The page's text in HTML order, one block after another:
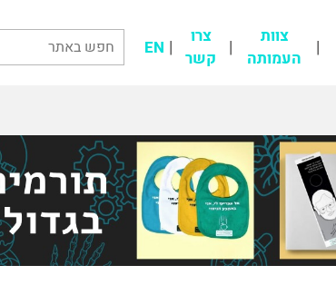
צוות
העמותה
צרו
קשר
EN